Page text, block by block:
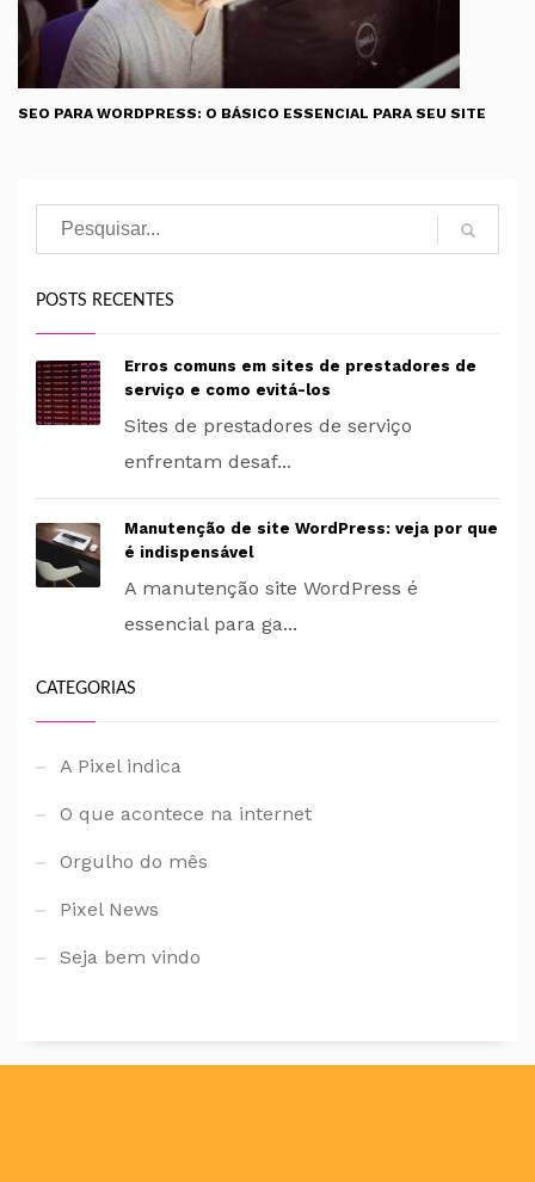
SEO PARA WORDPRESS: O BÁSICO ESSENCIAL PARA SEU SITE
Pesquisar
POSTS RECENTES
Erros comuns em sites de prestadores de
serviço e como evitá-los
Sites de prestadores de serviço
enfrentam desaf...
Manutenção de site WordPress: veja por que
é indispensável
A manutenção site WordPress é
essencial para ga...
CATEGORIAS
A Pixel indica
O que acontece na internet
Orgulho do mês
Pixel News
Seja bem vindo